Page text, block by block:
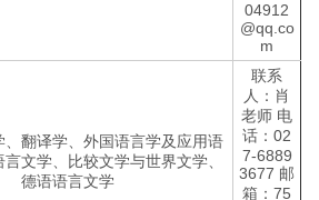
04912
@qq.co
m
、翻译学、外国语言学及应用语
文学、比较文学与世界文学、
德语语言文学
联系
人：肖
老师 电
话：02
7-6889
3677 邮
箱：75